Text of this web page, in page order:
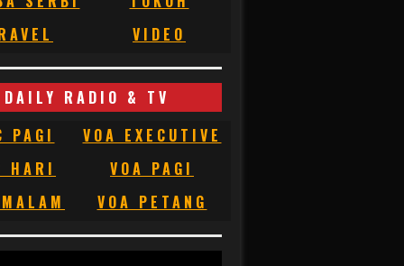
VIDEO
DAILY RADIO & TV
PAGI
VOA EXECUTIVE
HARI
VOA PAGI
VOA PETANG